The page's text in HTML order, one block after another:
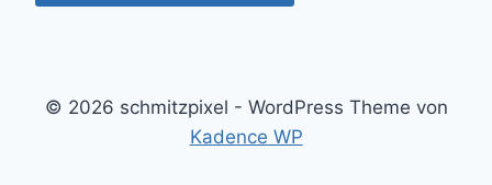
© 2026 schmitzpixel - WordPress Theme von
Kadence WP